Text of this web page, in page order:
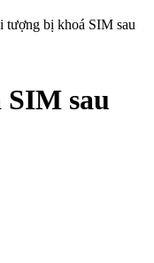
tượng bị khoá SIM sau
sau